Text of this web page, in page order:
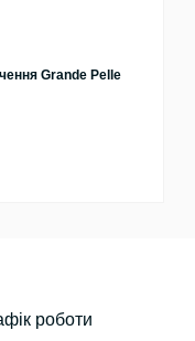
Grande Pelle
роботи